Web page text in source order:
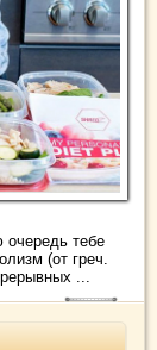
очередь тебе
(от греч.
...